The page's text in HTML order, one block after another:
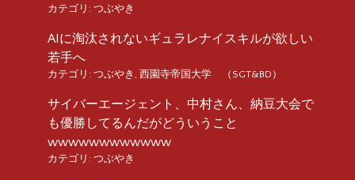
カテゴリ: つぶやき
AIに淘汰されないギュラレナイスキルが欲しい
若手へ
カテゴリ: つぶやき 西園寺帝国大学 （SGT&BD）
サイバーエージェント、中村さん、納豆大会で
も優勝してるんだがどういうこと
wwwwwwwwwwww
カテゴリ: つぶやき